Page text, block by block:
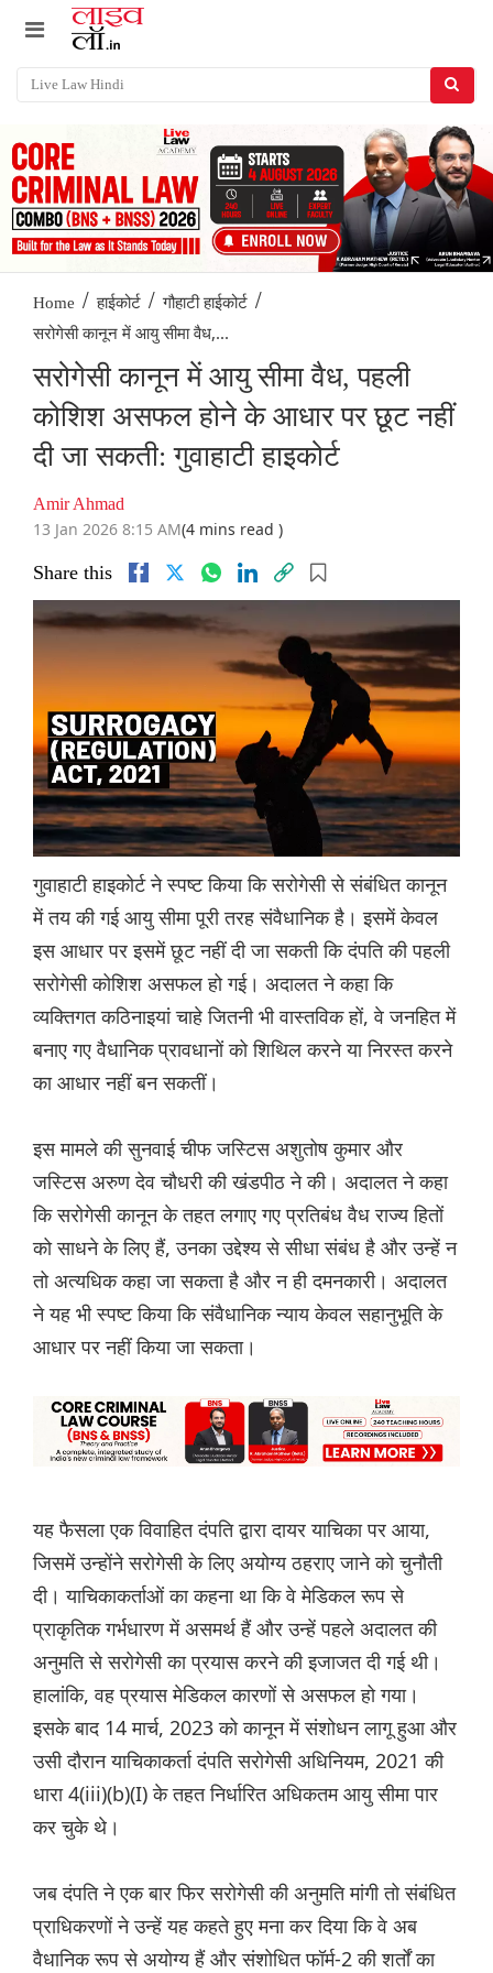
Home / हाईकोर्ट / गौहाटी हाईकोर्ट /
सरोगेसी कानून में आयु सीमा वैध,...
सरोगेसी कानून में आयु सीमा वैध, पहली
कोशिश असफल होने के आधार पर छूट नहीं
दी जा सकती: गुवाहाटी हाइकोर्ट
Amir Ahmad
13 Jan 2026 8:15 AM(4 mins read )
Share this
गुवाहाटी हाइकोर्ट ने स्पष्ट किया कि सरोगेसी से संबंधित कानून
में तय की गई आयु सीमा पूरी तरह संवैधानिक है। इसमें केवल
इस आधार पर इसमें छूट नहीं दी जा सकती कि दंपति की पहली
सरोगेसी कोशिश असफल हो गई। अदालत ने कहा कि
व्यक्तिगत कठिनाइयां चाहे जितनी भी वास्तविक हों, वे जनहित में
बनाए गए वैधानिक प्रावधानों को शिथिल करने या निरस्त करने
का आधार नहीं बन सकतीं।
इस मामले की सुनवाई चीफ जस्टिस अशुतोष कुमार और
जस्टिस अरुण देव चौधरी की खंडपीठ ने की। अदालत ने कहा
कि सरोगेसी कानून के तहत लगाए गए प्रतिबंध वैध राज्य हितों
को साधने के लिए हैं, उनका उद्देश्य से सीधा संबंध है और उन्हें न
तो अत्यधिक कहा जा सकता है और न ही दमनकारी। अदालत
ने यह भी स्पष्ट किया कि संवैधानिक न्याय केवल सहानुभूति के
आधार पर नहीं किया जा सकता।
यह फैसला एक विवाहित दंपति द्वारा दायर याचिका पर आया,
जिसमें उन्होंने सरोगेसी के लिए अयोग्य ठहराए जाने को चुनौती
दी। याचिकाकर्ताओं का कहना था कि वे मेडिकल रूप से
प्राकृतिक गर्भधारण में असमर्थ हैं और उन्हें पहले अदालत की
अनुमति से सरोगेसी का प्रयास करने की इजाजत दी गई थी।
हालांकि, वह प्रयास मेडिकल कारणों से असफल हो गया।
इसके बाद 14 मार्च, 2023 को कानून में संशोधन लागू हुआ और
उसी दौरान याचिकाकर्ता दंपति सरोगेसी अधिनियम, 2021 की
धारा 4(iii)(b)(I) के तहत निर्धारित अधिकतम आयु सीमा पार
कर चुके थे।
जब दंपति ने एक बार फिर सरोगेसी की अनुमति मांगी तो संबंधित
प्राधिकरणों ने उन्हें यह कहते हुए मना कर दिया कि वे अब
वैधानिक रूप से अयोग्य हैं और संशोधित फॉर्म-2 की शर्तों का